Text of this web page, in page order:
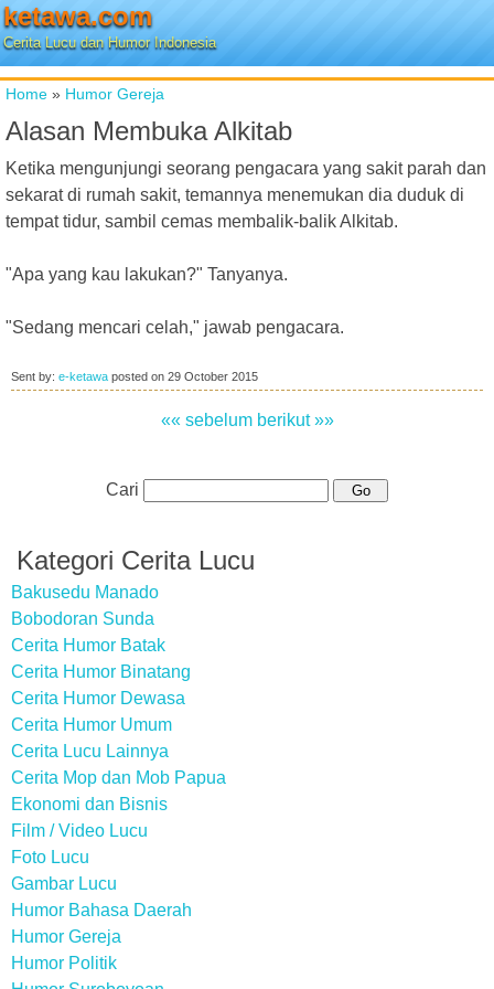
ketawa.com
Cerita Lucu dan Humor Indonesia
Home » Humor Gereja
Alasan Membuka Alkitab
Ketika mengunjungi seorang pengacara yang sakit parah dan
sekarat di rumah sakit, temannya menemukan dia duduk di
tempat tidur, sambil cemas membalik-balik Alkitab.
"Apa yang kau lakukan?" Tanyanya.
"Sedang mencari celah," jawab pengacara.
Sent by: e-ketawa posted on 29 October 2015
«« sebelum berikut »»
Cari
Kategori Cerita Lucu
Bakusedu Manado
Bobodoran Sunda
Cerita Humor Batak
Cerita Humor Binatang
Cerita Humor Dewasa
Cerita Humor Umum
Cerita Lucu Lainnya
Cerita Mop dan Mob Papua
Ekonomi dan Bisnis
Film / Video Lucu
Foto Lucu
Gambar Lucu
Humor Bahasa Daerah
Humor Gereja
Humor Politik